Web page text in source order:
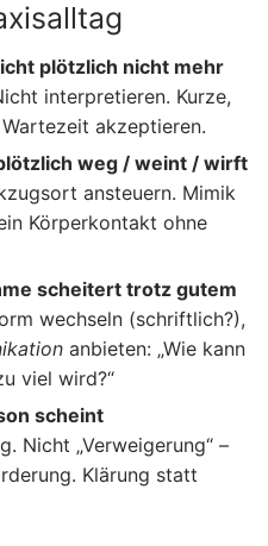
plötzlich nicht mehr
interpretieren. Kurze,
akzeptieren.
weg / weint / wirft
ansteuern. Mimik
Körperkontakt ohne
scheitert trotz gutem
wechseln (schriftlich?),
anbieten: „Wie kann
viel wird?“
scheint
Nicht „Verweigerung“ –
Klärung statt